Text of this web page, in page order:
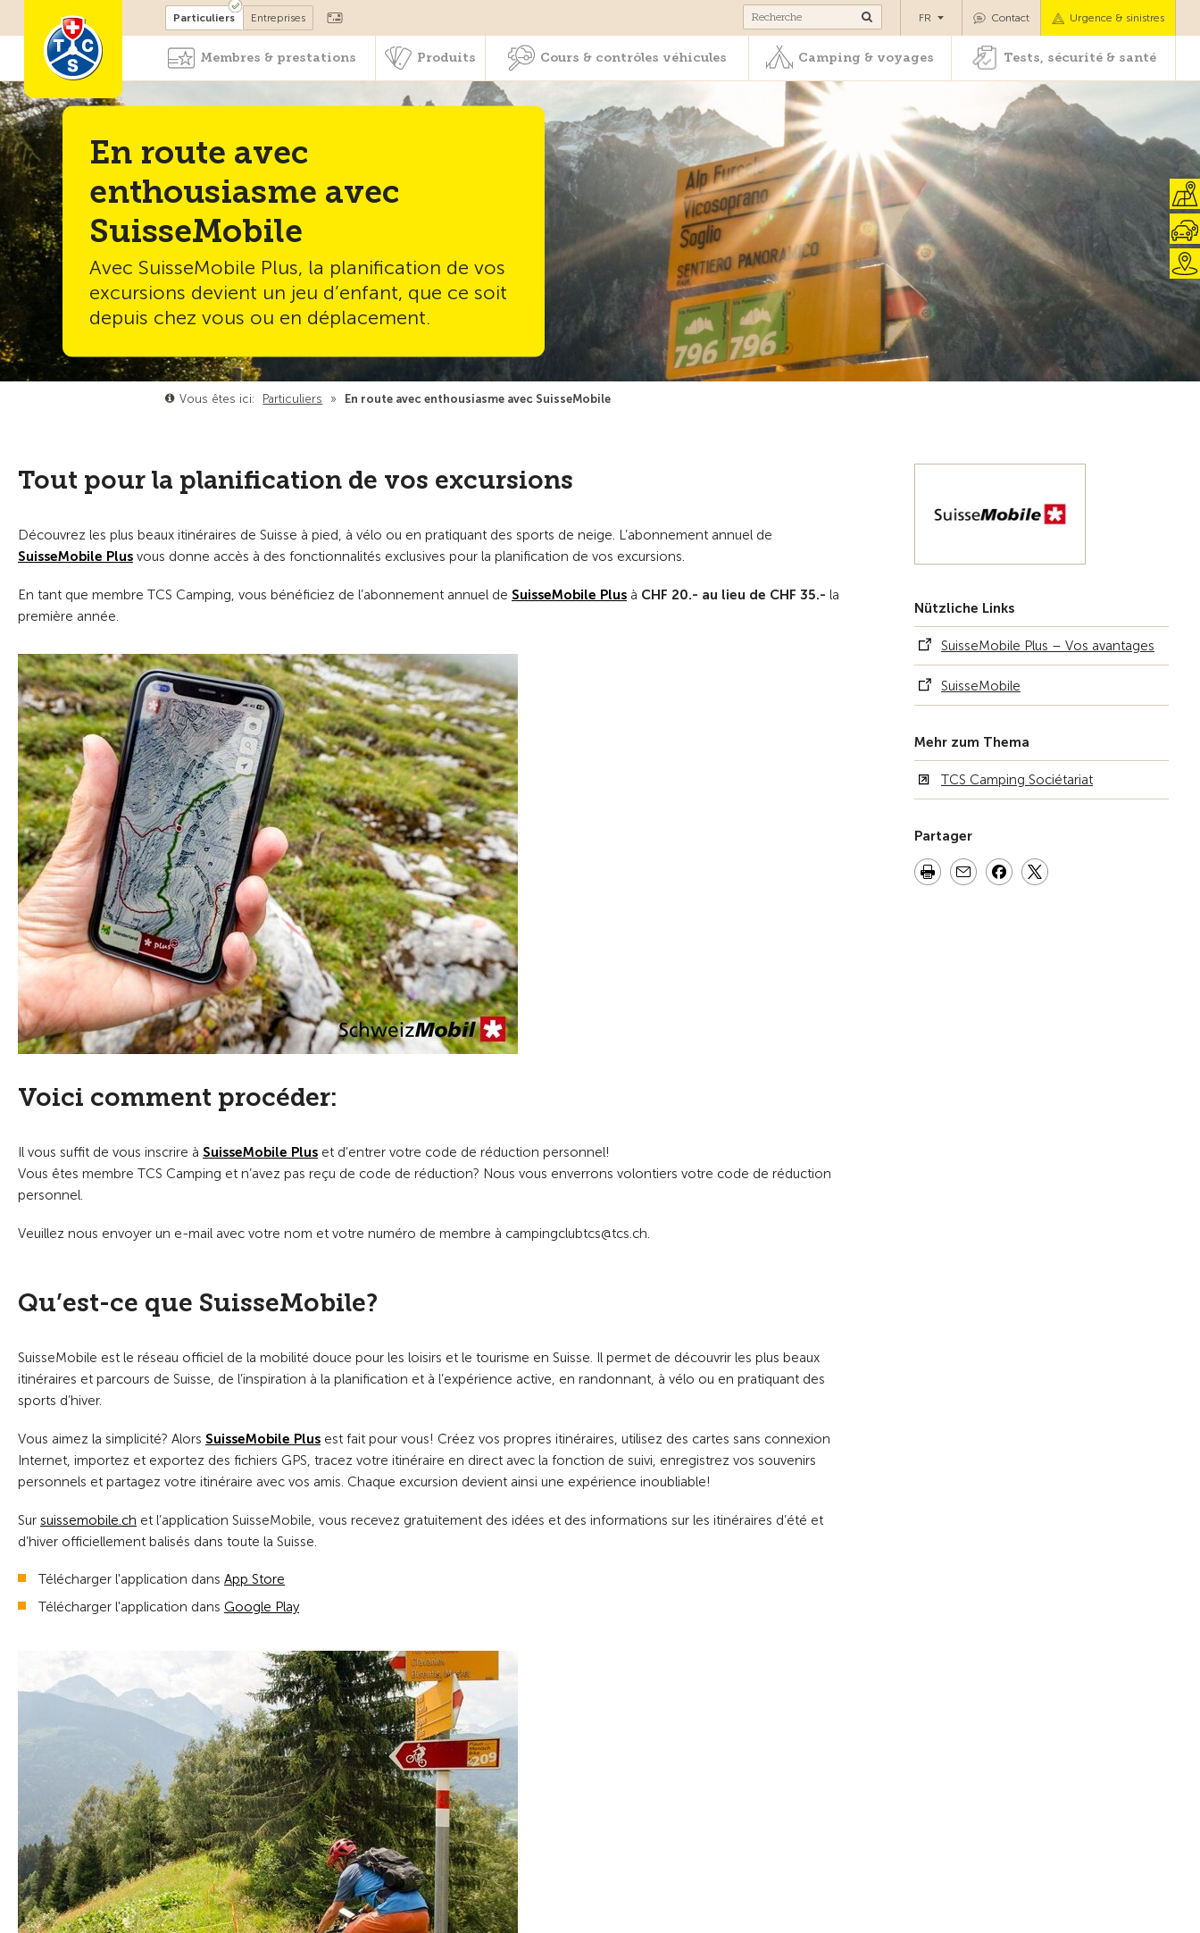
Devenir membre Cours & contrôles véhicules Camping & voyages Tests, sécurité & santé
Particuliers Entreprises Contact Urgence & sinistres
FR
Membres & prestations Produits Cours & contrôles véhicules Camping & voyages Tests, sécurité & santé
En route avec
enthousiasme avec
SuisseMobile
Avec SuisseMobile Plus, la planification de vos
excursions devient un jeu d’enfant, que ce soit
depuis chez vous ou en déplacement.
Vous êtes ici: Particuliers » En route avec enthousiasme avec SuisseMobile
Tout pour la planification de vos excursions
Découvrez les plus beaux itinéraires de Suisse à pied, à vélo ou en pratiquant des sports de neige. L’abonnement annuel de
SuisseMobile Plus vous donne accès à des fonctionnalités exclusives pour la planification de vos excursions.
En tant que membre TCS Camping, vous bénéficiez de l’abonnement annuel de SuisseMobile Plus à CHF 20.- au lieu de CHF 35.- la
première année.
Voici comment procéder:
Il vous suffit de vous inscrire à SuisseMobile Plus et d’entrer votre code de réduction personnel!
Vous êtes membre TCS Camping et n’avez pas reçu de code de réduction? Nous vous enverrons volontiers votre code de réduction
personnel.
Veuillez nous envoyer un e-mail avec votre nom et votre numéro de membre à campingclubtcs@tcs.ch.
Qu’est-ce que SuisseMobile?
SuisseMobile est le réseau officiel de la mobilité douce pour les loisirs et le tourisme en Suisse. Il permet de découvrir les plus beaux
itinéraires et parcours de Suisse, de l’inspiration à la planification et à l’expérience active, en randonnant, à vélo ou en pratiquant des
sports d’hiver.
Vous aimez la simplicité? Alors SuisseMobile Plus est fait pour vous! Créez vos propres itinéraires, utilisez des cartes sans connexion
Internet, importez et exportez des fichiers GPS, tracez votre itinéraire en direct avec la fonction de suivi, enregistrez vos souvenirs
personnels et partagez votre itinéraire avec vos amis. Chaque excursion devient ainsi une expérience inoubliable!
Sur suissemobile.ch et l’application SuisseMobile, vous recevez gratuitement des idées et des informations sur les itinéraires d’été et
d’hiver officiellement balisés dans toute la Suisse.
Télécharger l'application dans App Store
Télécharger l'application dans Google Play
Nützliche Links
SuisseMobile Plus – Vos avantages
SuisseMobile
Mehr zum Thema
TCS Camping Sociétariat
Partager